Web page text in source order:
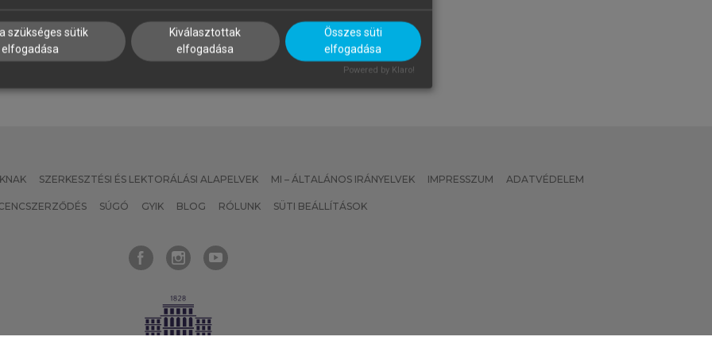
SZERKESZTÉSI ÉS LEKTORÁLÁSI ALAPELVEK MI – ÁLTALÁNOS IRÁNYELVEK IMPRESSZUM ADATVÉDELEM
SÚGÓ GYIK BLOG RÓLUNK SÜTI BEÁLLÍTÁSOK
szükséges sütik
elfogadása
Kiválasztottak
elfogadása
Összes süti
elfogadása
Powered by Klaro!